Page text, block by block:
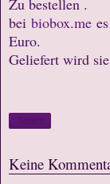
Zu bestellen .
bei biobox.me
Euro.
Geliefert wird
Keine